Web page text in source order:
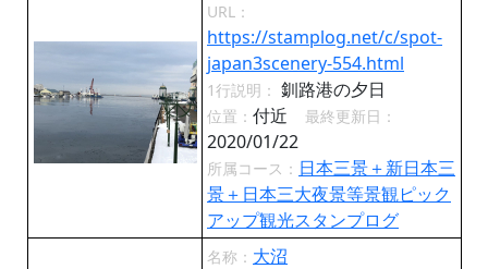
URL：
https://stamplog.net/c/spot-
japan3scenery-554.html
1行説明： 釧路港の夕日
位置： 付近 最終更新日：
2020/01/22
所属コース： 日本三景＋新日本三
景＋日本三大夜景等景観ピック
アップ観光スタンプログ
名称： 大沼